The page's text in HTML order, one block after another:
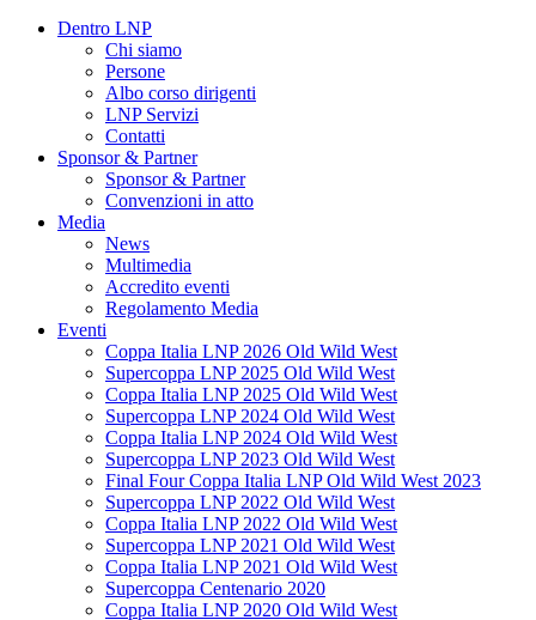
Dentro LNP
Chi siamo
Persone
Albo corso dirigenti
LNP Servizi
Contatti
Sponsor & Partner
Sponsor & Partner
Convenzioni in atto
Media
News
Multimedia
Accredito eventi
Regolamento Media
Eventi
Coppa Italia LNP 2026 Old Wild West
Supercoppa LNP 2025 Old Wild West
Coppa Italia LNP 2025 Old Wild West
Supercoppa LNP 2024 Old Wild West
Coppa Italia LNP 2024 Old Wild West
Supercoppa LNP 2023 Old Wild West
Final Four Coppa Italia LNP Old Wild West 2023
Supercoppa LNP 2022 Old Wild West
Coppa Italia LNP 2022 Old Wild West
Supercoppa LNP 2021 Old Wild West
Coppa Italia LNP 2021 Old Wild West
Supercoppa Centenario 2020
Coppa Italia LNP 2020 Old Wild West